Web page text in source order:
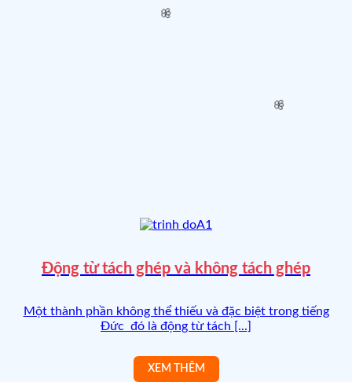
🌸
Động từ tách ghép và không tách ghép
Một thành phần không thể thiếu và đặc biệt trong tiếng
Đức đó là động từ tách [...]